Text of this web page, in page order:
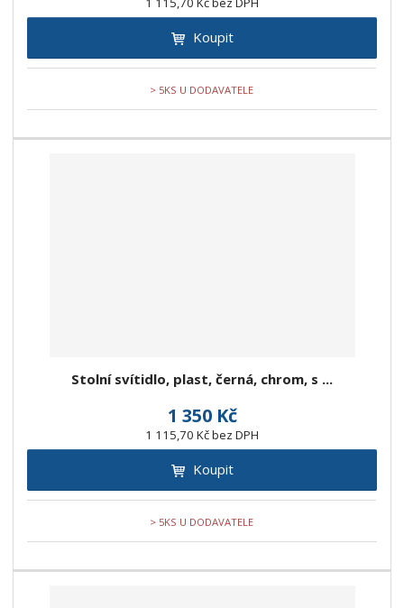
Koupit
> 5KS U DODAVATELE
Stolní svítidlo, plast, černá, chrom, s ...
1 350 Kč
1 115,70 Kč bez DPH
Koupit
> 5KS U DODAVATELE